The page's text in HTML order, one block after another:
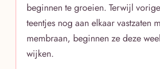
beginnen te groeien. Terwijl
teentjes nog aan elkaar vastzaten
membraan, beginnen ze deze
wijken.